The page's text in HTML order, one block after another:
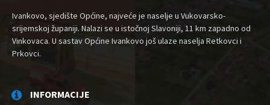
Ivankovo, sjedište Općine, najveće je naselje u Vukovarsko-
srijemskoj županiji. Nalazi se u istočnoj Slavoniji, 11 km zapadno od
Vinkovaca. U sastav Općine Ivankovo još ulaze naselja Retkovci i
Prkovci.
INFORMACIJE